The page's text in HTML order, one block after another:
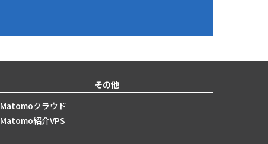
その他
Matomoクラウド
Matomo紹介VPS